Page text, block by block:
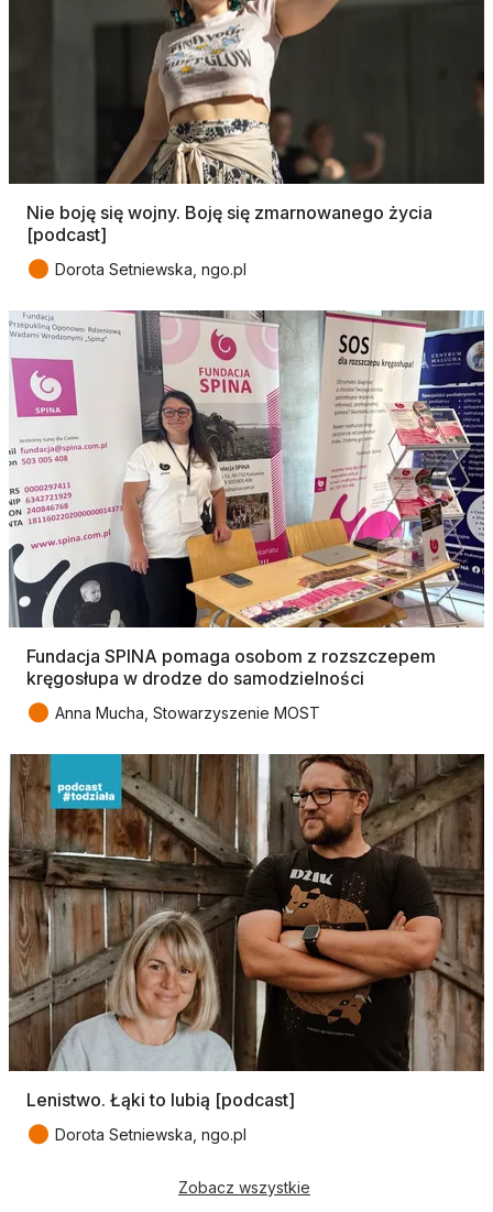
Nie boję się wojny. Boję się zmarnowanego życia
[podcast]
● Dorota Setniewska, ngo.pl
Fundacja SPINA pomaga osobom z rozszczepem
kręgosłupa w drodze do samodzielności
● Anna Mucha, Stowarzyszenie MOST
Lenistwo. Łąki to lubią [podcast]
● Dorota Setniewska, ngo.pl
Zobacz wszystkie